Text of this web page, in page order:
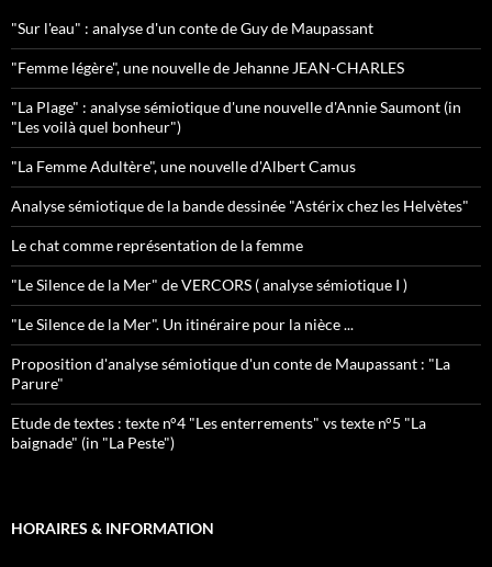
"Sur l'eau" : analyse d'un conte de Guy de Maupassant
"Femme légère", une nouvelle de Jehanne JEAN-CHARLES
"La Plage" : analyse sémiotique d'une nouvelle d'Annie Saumont (in
"Les voilà quel bonheur")
"La Femme Adultère", une nouvelle d'Albert Camus
Analyse sémiotique de la bande dessinée "Astérix chez les Helvètes"
Le chat comme représentation de la femme
"Le Silence de la Mer" de VERCORS ( analyse sémiotique I )
"Le Silence de la Mer". Un itinéraire pour la nièce ...
Proposition d'analyse sémiotique d'un conte de Maupassant : "La
Parure"
Etude de textes : texte n°4 "Les enterrements" vs texte n°5 "La
baignade" (in "La Peste")
HORAIRES & INFORMATION